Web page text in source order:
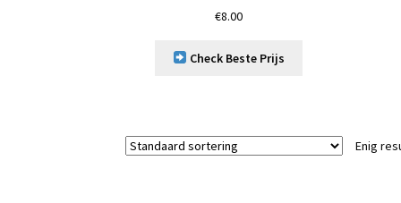
€8.00
Check Beste Prijs
Enig